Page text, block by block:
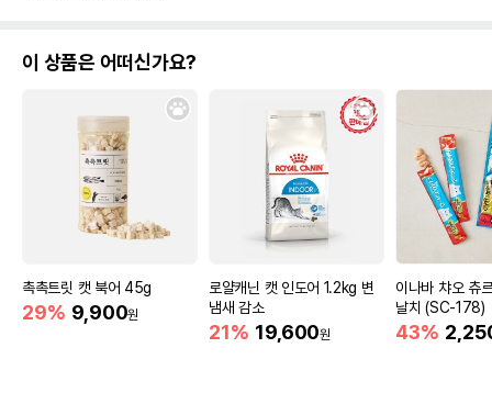
이 상품은 어떠신가요?
촉촉트릿 캣 북어 45g
29% 9,900원
로얄캐닌 캣 인도어 1.2kg 변
냄새 감소
21% 19,600원
이나바 챠오 츄
날치 (SC-178)
43%